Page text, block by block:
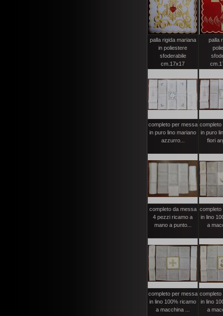
palla rigida mariana
in poliestere
sfoderabile
cm.17x17
palla
completo per messa
in puro lino mariano
azzurro...
completo
in puro
fiori
completo da messa
4 pezzi ricamo a
mano a punto...
completo
in lino
a
completo per messa
in lino 100% ricamo
a macchina ...
completo
in lino
a